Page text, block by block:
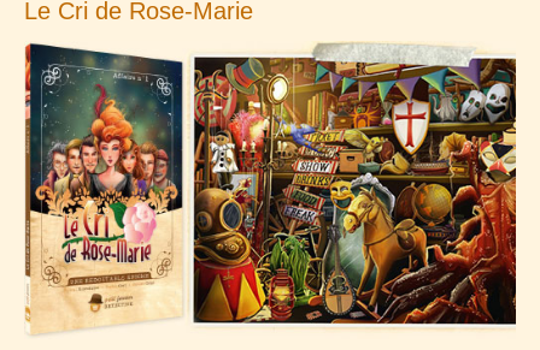
Le Cri de Rose-Marie